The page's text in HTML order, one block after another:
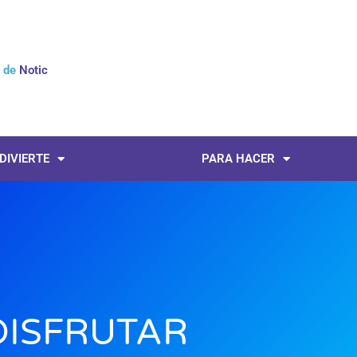
de Noticias
PARA HACER